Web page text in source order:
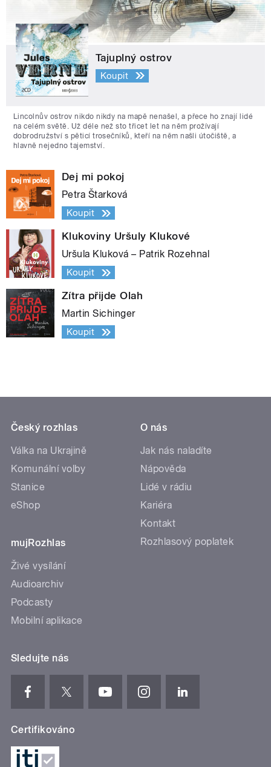
Tajuplný ostrov
Koupit
Lincolnův ostrov nikdo nikdy na mapě nenašel, a přece ho znají lidé
na celém světě. Už déle než sto třicet let na něm prožívají
dobrodružství s pěticí trosečníků, kteří na něm našli útočiště, a
hlavně nejedno tajemství.
Dej mi pokoj
Petra Štarková
Koupit
Klukoviny Uršuly Klukové
Uršula Kluková – Patrik Rozehnal
Koupit
Zítra přijde Olah
Martin Sichinger
Koupit
Český rozhlas
Válka na Ukrajině
Komunální volby
Stanice
eShop
mujRozhlas
Živé vysílání
Audioarchiv
Podcasty
Mobilní aplikace
O nás
Jak nás naladíte
Nápověda
Lidé v rádiu
Kariéra
Kontakt
Rozhlasový poplatek
Sledujte nás
Certifikováno